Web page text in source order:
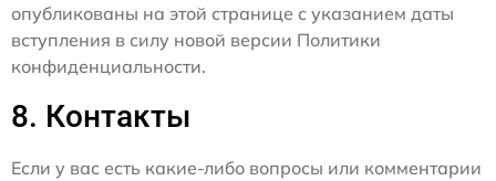
опубликованы на этой странице с указанием даты
вступления в силу новой версии Политики
конфиденциальности.
8. Контакты
Если у вас есть какие-либо вопросы или комментарии